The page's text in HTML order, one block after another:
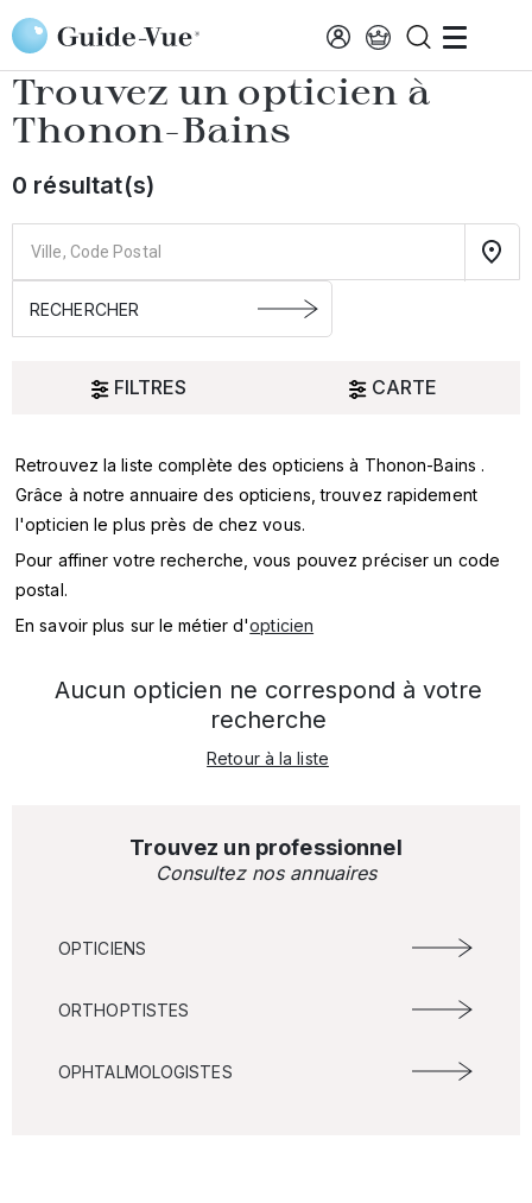
Aller au contenu principal
Accueil Choisir mon opticien Thonon-Bains
Trouvez un opticien à
Thonon-Bains
0 résultat(s)
FILTRES CARTE
Oui
SERVICES
MARQUES
Retrouvez la liste complète des opticiens à Thonon-Bains .
Grâce à notre annuaire des opticiens, trouvez rapidement
l'opticien le plus près de chez vous.
Pour affiner votre recherche, vous pouvez préciser un code
postal.
En savoir plus sur le métier d'opticien
Aucun opticien ne correspond à votre
recherche
Retour à la liste
Trouvez un professionnel
Consultez nos annuaires
OPTICIENS
ORTHOPTISTES
OPHTALMOLOGISTES